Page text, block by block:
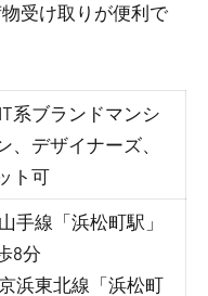
受け取りが便利で
系ブランドマンシ
、デザイナーズ、
ト可
手線「浜松町駅」
8分
浜東北線「浜松町